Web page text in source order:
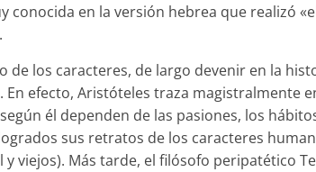
conocida en la versión hebrea que realizó
de los caracteres, de largo devenir en la
En efecto, Aristóteles traza magistralmente
él dependen de las pasiones, los
sus retratos de los caracteres
y viejos). Más tarde, el filósofo peripatético